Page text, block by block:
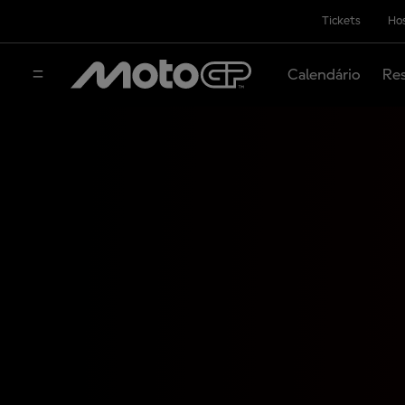
Tickets
Calendário